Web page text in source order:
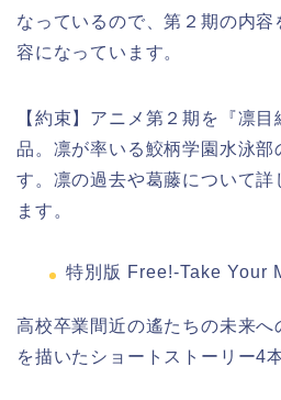
なっているので、第２期の内容
容になっています。
【約束】アニメ第２期を『凛
品。凛が率いる鮫柄学園水泳部
す。凛の過去や葛藤について詳
ます。
特別版 Free!-Take Your
高校卒業間近の遙たちの未来へ
を描いたショートストーリー4